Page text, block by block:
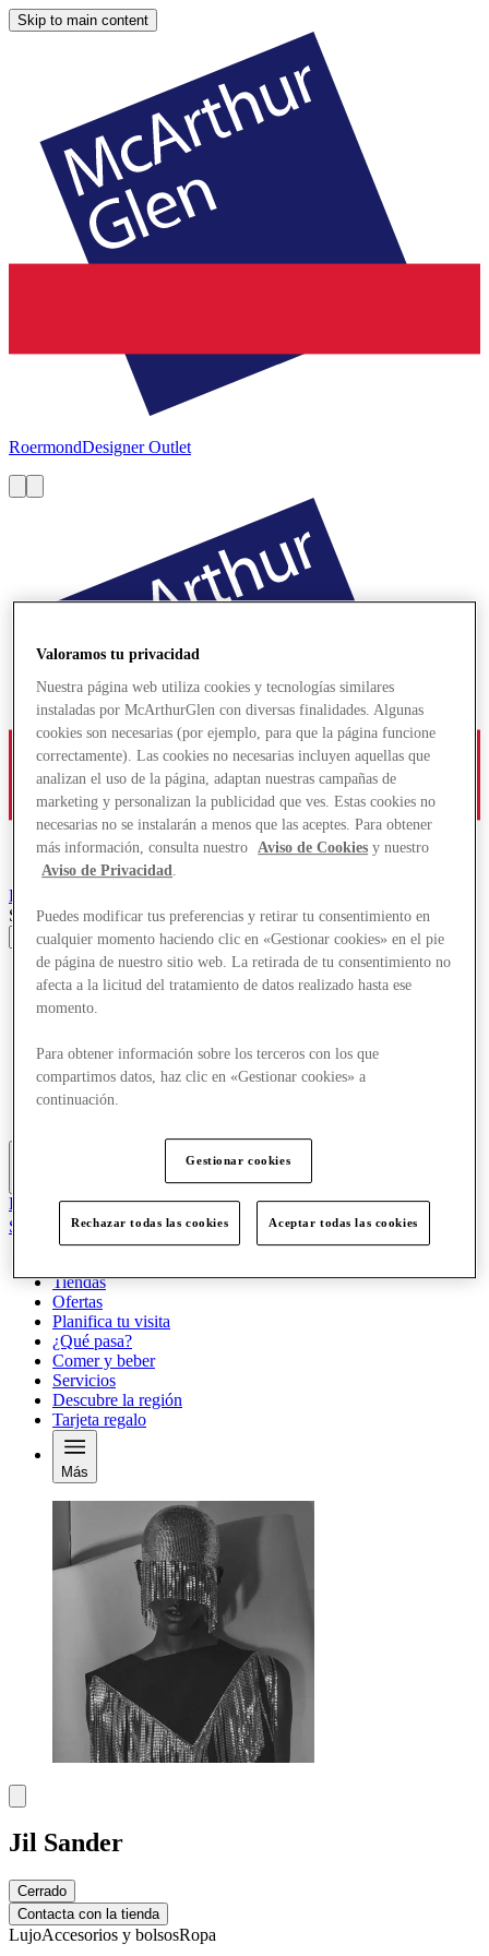
Skip to main content
RoermondDesigner Outlet
Roermond
Search input
Tiendas
Ofertas
Planifica tu visita
Comer y beber
Servicios
Descubre la región
El Club
Salvado
es
Tiendas
Ofertas
Planifica tu visita
¿Qué pasa?
Comer y beber
Servicios
Descubre la región
Tarjeta regalo
Más
Jil Sander
Cerrado
Contacta con la tienda
LujoAccesorios y bolsosRopa
Valoramos tu privacidad
Nuestra página web utiliza cookies y tecnologías similares
instaladas por McArthurGlen con diversas finalidades. Algunas
cookies son necesarias (por ejemplo, para que la página funcione
correctamente). Las cookies no necesarias incluyen aquellas que
analizan el uso de la página, adaptan nuestras campañas de
marketing y personalizan la publicidad que ves. Estas cookies no
necesarias no se instalarán a menos que las aceptes. Para obtener
más información, consulta nuestro
Aviso de Cookies y nuestro
Aviso de Privacidad
Puedes modificar tus preferencias y retirar tu consentimiento en
cualquier momento haciendo clic en «Gestionar cookies» en el pie
de página de nuestro sitio web. La retirada de tu consentimiento no
afecta a la licitud del tratamiento de datos realizado hasta ese
momento.
Para obtener información sobre los terceros con los que
compartimos datos, haz clic en «Gestionar cookies» a
continuación.
Gestionar cookies
Rechazar todas las cookies Aceptar todas las cookies